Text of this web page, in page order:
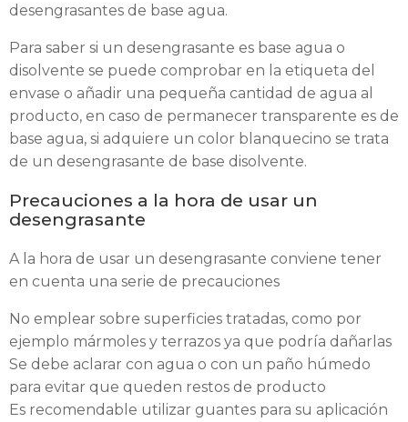
desengrasantes de base agua.
Para saber si un desengrasante es base agua o
disolvente se puede comprobar en la etiqueta del
envase o añadir una pequeña cantidad de agua al
producto, en caso de permanecer transparente es de
base agua, si adquiere un color blanquecino se trata
de un desengrasante de base disolvente.
Precauciones a la hora de usar un
desengrasante
A la hora de usar un desengrasante conviene tener
en cuenta una serie de precauciones
No emplear sobre superficies tratadas, como por
ejemplo mármoles y terrazos ya que podría dañarlas
Se debe aclarar con agua o con un paño húmedo
para evitar que queden restos de producto
Es recomendable utilizar guantes para su aplicación